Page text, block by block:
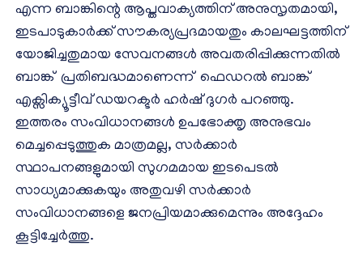
എന്ന ബാങ്കിന്റെ ആപ്തവാക്യത്തിന് അനുസൃതമായി,
ഇടപാടുകാർക്ക് സൗകര്യപ്രദമായതും കാലഘട്ടത്തിന്
യോജിച്ചതുമായ സേവനങ്ങൾ അവതരിപ്പിക്കുന്നതിൽ
ബാങ്ക് പ്രതിബദ്ധമാണെന്ന് ഫെഡറൽ ബാങ്ക്
എക്സിക്യൂട്ടീവ് ഡയറക്ടർ ഹർഷ് ദുഗർ പറഞ്ഞു.
ഇത്തരം സംവിധാനങ്ങൾ ഉപഭോക്തൃ അനുഭവം
മെച്ചപ്പെടുത്തുക മാത്രമല്ല, സർക്കാർ
സ്ഥാപനങ്ങളുമായി സുഗമമായ ഇടപെടൽ
സാധ്യമാക്കുകയും അതുവഴി സർക്കാർ
സംവിധാനങ്ങളെ ജനപ്രിയമാക്കുമെന്നും അദ്ദേഹം
കൂട്ടിച്ചേർത്തു.